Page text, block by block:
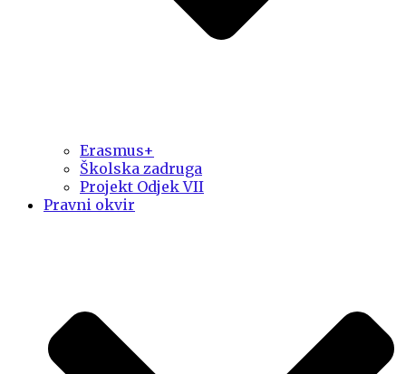
Erasmus+
Školska zadruga
Projekt Odjek VII
Pravni okvir